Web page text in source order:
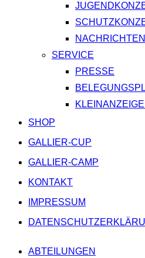
SERVICE
PRESSE
SHOP
GALLIER-CUP
GALLIER-CAMP
KONTAKT
IMPRESSUM
ABTEILUNGEN